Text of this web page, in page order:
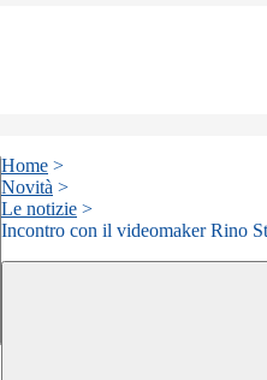
Home >
Novità >
Le notizie >
Incontro con il videomaker Rino